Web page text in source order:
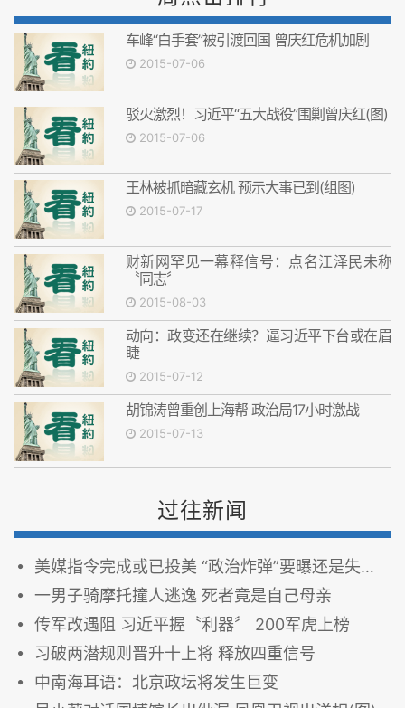
车峰“白手套”被引渡回国 曾庆红危机加剧
2015-07-06
驳火激烈！习近平“五大战役”围剿曾庆红(图)
2015-07-06
王林被抓暗藏玄机 预示大事已到(组图)
2015-07-17
财新网罕见一幕释信号：点名江泽民未称
〝同志〞
2015-08-03
动向：政变还在继续？逼习近平下台或在眉
睫
2015-07-12
胡锦涛曾重创上海帮 政治局17小时激战
2015-07-13
过往新闻
美媒指令完成或已投美 “政治炸弹”要曝还是失效？
一男子骑摩托撞人逃逸 死者竟是自己母亲
传军改遇阻 习近平握〝利器〞 200军虎上榜
习破两潜规则晋升十上将 释放四重信号
中南海耳语：北京政坛将发生巨变